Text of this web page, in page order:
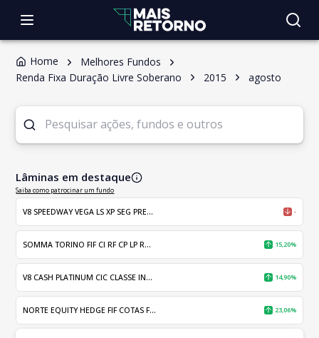
Home
Melhores Fundos
Renda Fixa Duração Livre Soberano
2015 agosto
Lâminas em destaque
Saiba como patrocinar um fundo
V8 SPEEDWAY VEGA LS XP SEG PRE... -
SOMMA TORINO FIF CI RF CP LP R... 15,20%
V8 CASH PLATINUM CIC CLASSE IN... 14,90%
NORTE EQUITY HEDGE FIF COTAS F... 23,06%